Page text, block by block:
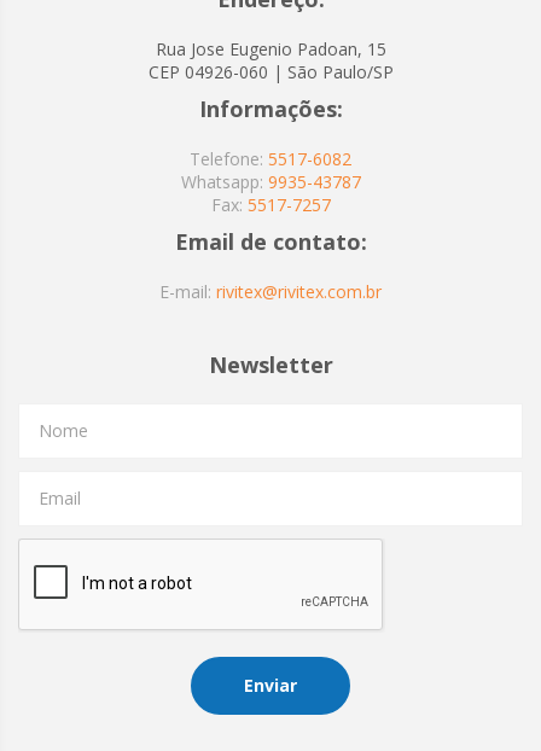
Rua Jose Eugenio Padoan, 15
CEP 04926-060 | São Paulo/SP
Informações:
Telefone: 5517-6082
Whatsapp: 9935-43787
Fax: 5517-7257
Email de contato:
E-mail: rivitex@rivitex.com.br
Newsletter
Nome
Email
Enviar